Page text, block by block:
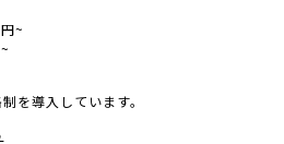
~
を導入しています。